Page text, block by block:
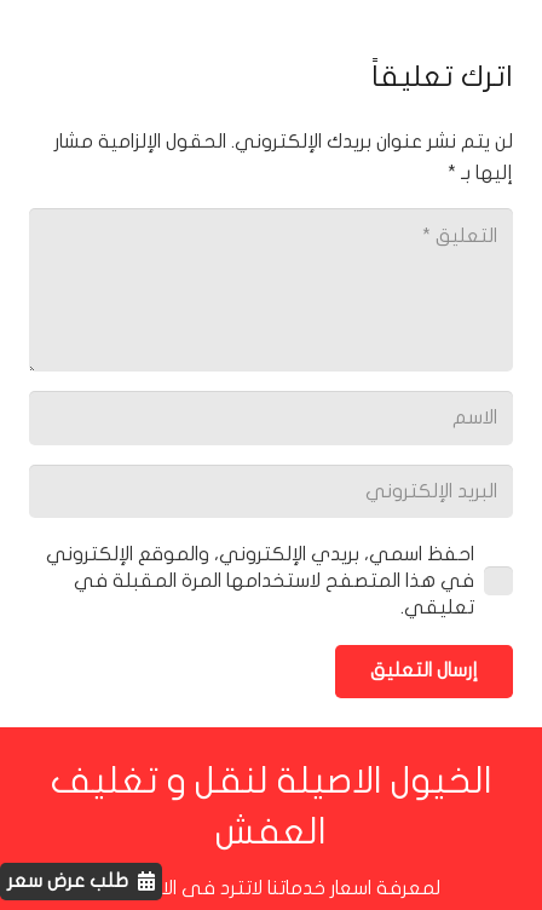
اترك تعليقاً
لن يتم نشر عنوان بريدك الإلكتروني. الحقول الإلزامية مشار
إليها بـ *
احفظ اسمي، بريدي الإلكتروني، والموقع الإلكتروني
في هذا المتصفح لاستخدامها المرة المقبلة في
تعليقي.
إرسال التعليق
الخيول الاصيلة لنقل و تغليف
العفش
لمعرفة اسعار خدماتنا لاتترد فى الاتصال بناطلب عرض سعر